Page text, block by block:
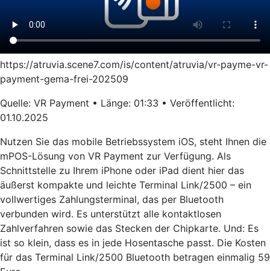
https://atruvia.scene7.com/is/content/atruvia/vr-payme-vr-
payment-gema-frei-202509
Quelle: VR Payment • Länge: 01:33 • Veröffentlicht:
01.10.2025
Nutzen Sie das mobile Betriebssystem iOS, steht Ihnen die
mPOS-Lösung von VR Payment zur Verfügung. Als
Schnittstelle zu Ihrem iPhone oder iPad dient hier das
äußerst kompakte und leichte Terminal Link/2500 – ein
vollwertiges Zahlungsterminal, das per Bluetooth
verbunden wird. Es unterstützt alle kontaktlosen
Zahlverfahren sowie das Stecken der Chipkarte. Und: Es
ist so klein, dass es in jede Hosentasche passt. Die Kosten
für das Terminal Link/2500 Bluetooth betragen einmalig 59